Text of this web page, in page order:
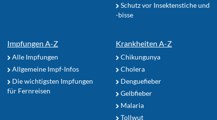
Schutz vor Insektenstiche und
-bisse
Impfungen A-Z
Alle Impfungen
Allgemeine Impf-Infos
Die wichtigsten Impfungen
für Fernreisen
Krankheiten A-Z
Chikungunya
Cholera
Denguefieber
Gelbfieber
Malaria
Tollwut